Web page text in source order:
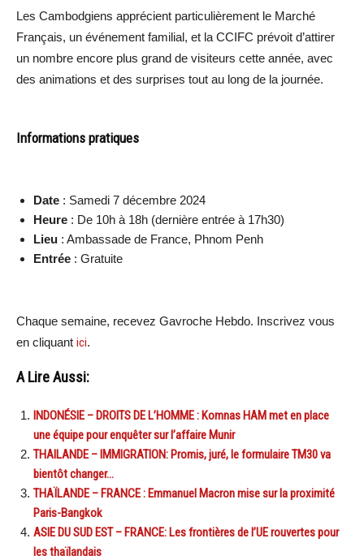
Les Cambodgiens apprécient particulièrement le Marché
Français, un événement familial, et la CCIFC prévoit d’attirer
un nombre encore plus grand de visiteurs cette année, avec
des animations et des surprises tout au long de la journée.
Informations pratiques
Date : Samedi 7 décembre 2024
Heure : De 10h à 18h (dernière entrée à 17h30)
Lieu : Ambassade de France, Phnom Penh
Entrée : Gratuite
Chaque semaine, recevez Gavroche Hebdo. Inscrivez vous
en cliquant ici.
A Lire Aussi:
INDONÉSIE – DROITS DE L’HOMME : Komnas HAM met en place
une équipe pour enquêter sur l’affaire Munir
THAILANDE – IMMIGRATION: Promis, juré, le formulaire TM30 va
bientôt changer…
THAÏLANDE – FRANCE : Emmanuel Macron mise sur la proximité
Paris-Bangkok
ASIE DU SUD EST – FRANCE: Les frontières de l’UE rouvertes pour
les thaïlandais